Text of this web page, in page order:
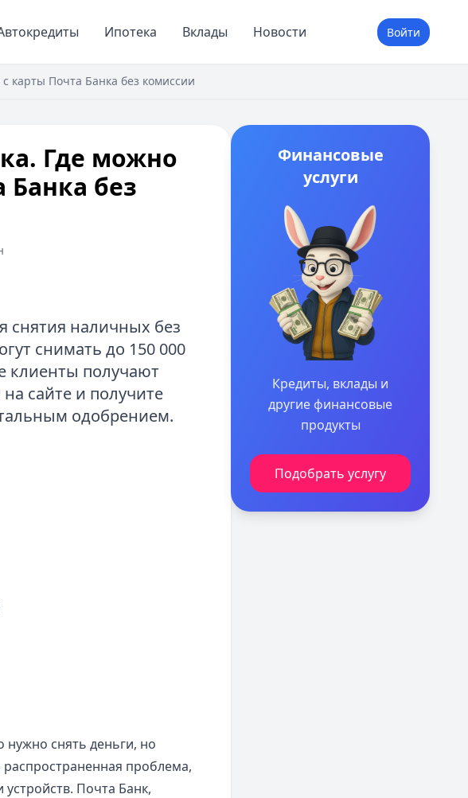
Ипотека Вклады Новости Войти
карты Почта Банка без комиссии
Где можно
Банка без
снятия наличных без
снимать до 150 000
клиенты получают
сайте и получите
одобрением.
нужно снять деньги, но
проблема,
Почта Банк,
Финансовые
услуги
Кредиты, вклады и
другие финансовые
продукты
Подобрать услугу